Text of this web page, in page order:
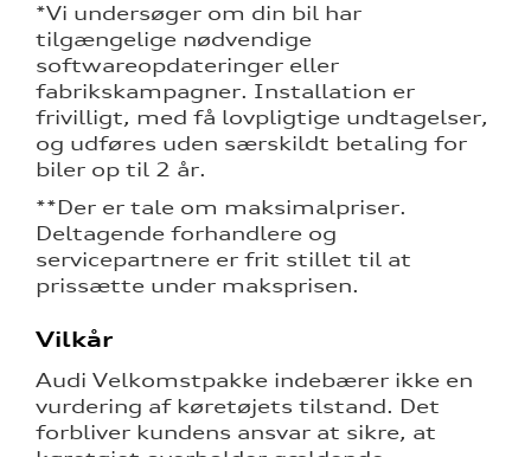
*Vi undersøger om din bil har
tilgængelige nødvendige
softwareopdateringer eller
fabrikskampagner. Installation er
frivilligt, med få lovpligtige undtagelser,
og udføres uden særskildt betaling for
biler op til 2 år.
**Der er tale om maksimalpriser.
Deltagende forhandlere og
servicepartnere er frit stillet til at
prissætte under maksprisen.
Vilkår
Audi Velkomstpakke indebærer ikke en
vurdering af køretøjets tilstand. Det
forbliver kundens ansvar at sikre, at